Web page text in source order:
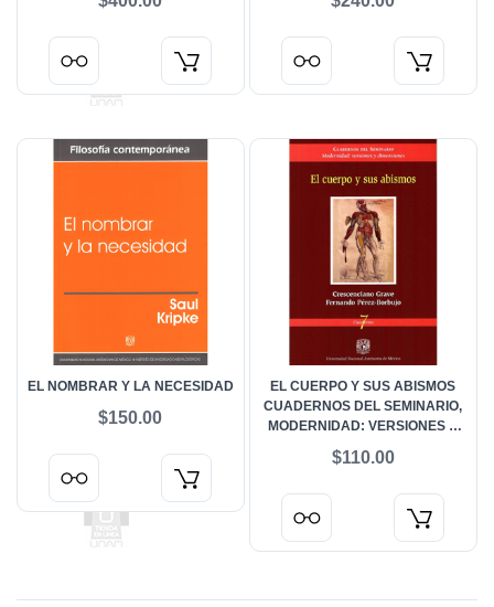
EL NOMBRAR Y LA NECESIDAD
$150.00
EL CUERPO Y SUS ABISMOS
CUADERNOS DEL SEMINARIO,
MODERNIDAD: VERSIONES Y
$110.00